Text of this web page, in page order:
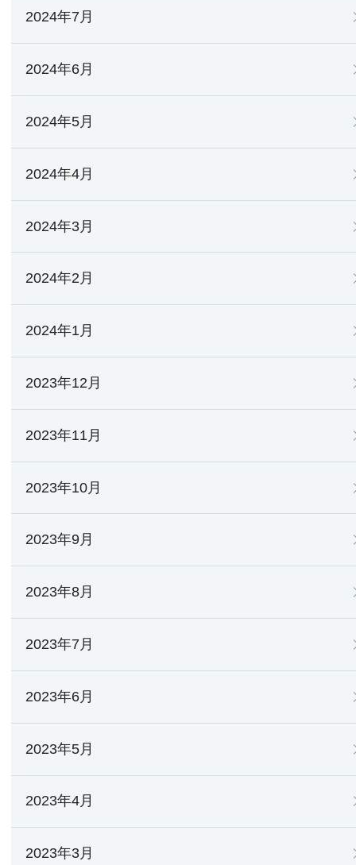
2024年7月
2024年6月
2024年5月
2024年4月
2024年3月
2024年2月
2024年1月
2023年12月
2023年11月
2023年10月
2023年9月
2023年8月
2023年7月
2023年6月
2023年5月
2023年4月
2023年3月